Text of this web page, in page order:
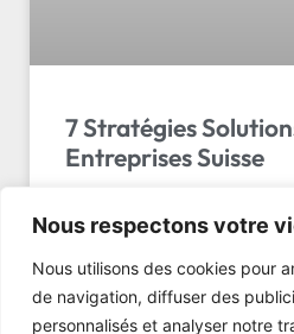
Nous respectons votre
Nous utilisons des cookies pour
de navigation, diffuser des
personnalisés et analyser notre
7 Stratégies
Entreprises Suisse
Guide Complet : Solutions
Suisse Du Colis à la Palette
ce petit coup de stress
qu’une livra…